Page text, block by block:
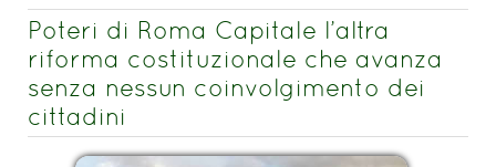
Poteri di Roma Capitale l’altra
riforma costituzionale che avanza
senza nessun coinvolgimento dei
cittadini